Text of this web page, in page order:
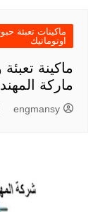
ماكينات تعبئة
اوتوماتيك
ماركة
engmansy